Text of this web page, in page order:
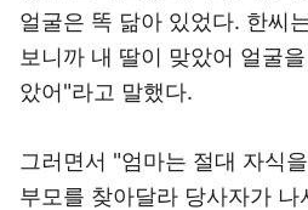
얼굴은 똑 닮아 있었다. 한씨
보니까 내 딸이 맞았어 얼굴
았어"라고 말했다.
그러면서 "엄마는 절대 자식
부모를 찾아달라 당사자가